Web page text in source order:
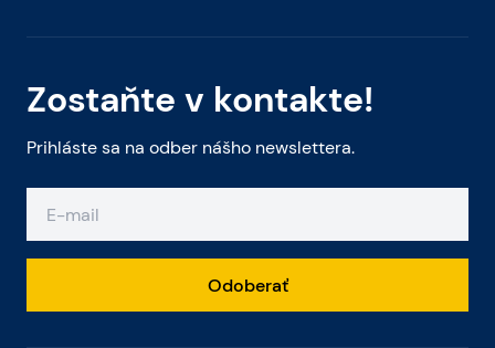
Zostaňte v kontakte!
Prihláste sa na odber nášho newslettera.
Odoberať